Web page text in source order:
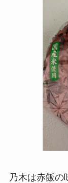
乃木は赤飯の